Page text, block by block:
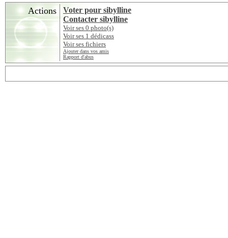
Actions
Voter pour sibylline
Contacter sibylline
Voir ses 0 photo(s)
Voir ses 1 dédicass
Voir ses fichiers
Ajouter dans vos amis
Rapport d'abus